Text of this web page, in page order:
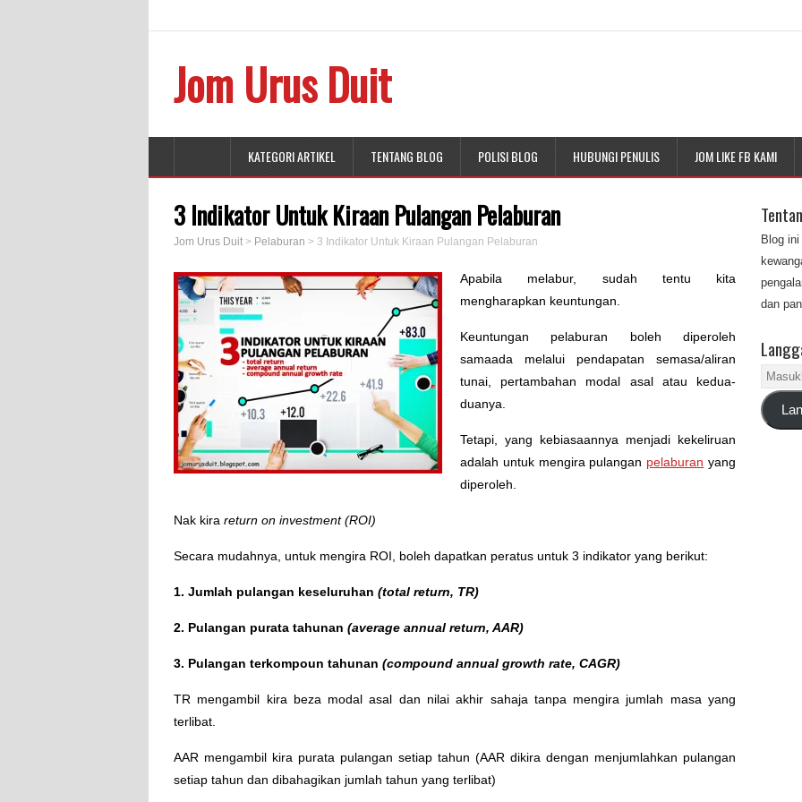
Jom Urus Duit
KATEGORI ARTIKEL TENTANG BLOG POLISI BLOG HUBUNGI PENULIS JOM LIKE FB KAMI
3 Indikator Untuk Kiraan Pulangan Pelaburan
Jom Urus Duit > Pelaburan > 3 Indikator Untuk Kiraan Pulangan Pelaburan
Apabila melabur, sudah tentu kita
mengharapkan keuntungan.
Keuntungan pelaburan boleh diperoleh
samaada melalui pendapatan semasa/aliran
tunai, pertambahan modal asal atau kedua-
duanya.
Tetapi, yang kebiasaannya menjadi kekeliruan
adalah untuk mengira pulangan pelaburan yang
diperoleh.
Nak kira return on investment (ROI)
Secara mudahnya, untuk mengira ROI, boleh dapatkan peratus untuk 3 indikator yang berikut:
1. Jumlah pulangan keseluruhan (total return, TR)
2. Pulangan purata tahunan (average annual return, AAR)
3. Pulangan terkompoun tahunan (compound annual growth rate, CAGR)
TR mengambil kira beza modal asal dan nilai akhir sahaja tanpa mengira jumlah masa yang
terlibat.
AAR mengambil kira purata pulangan setiap tahun (AAR dikira dengan menjumlahkan pulangan
setiap tahun dan dibahagikan jumlah tahun yang terlibat)
Blog
dan
alamat
emel